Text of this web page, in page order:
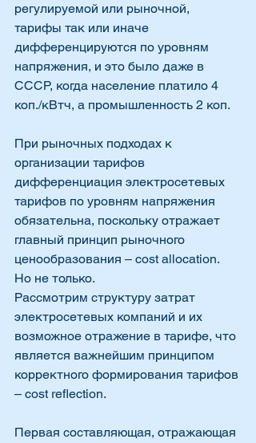
регулируемой или рыночной,
тарифы так или иначе
дифференцируются по уровням
напряжения, и это было даже в
СССР, когда население платило 4
коп./кВтч, а промышленность 2 коп.
При рыночных подходах к
организации тарифов
дифференциация электросетевых
тарифов по уровням напряжения
обязательна, поскольку отражает
главный принцип рыночного
ценообразования – cost allocation.
Но не только.
Рассмотрим структуру затрат
электросетевых компаний и их
возможное отражение в тарифе, что
является важнейшим принципом
корректного формирования тарифов
– cost reflection.
Первая составляющая, отражающая